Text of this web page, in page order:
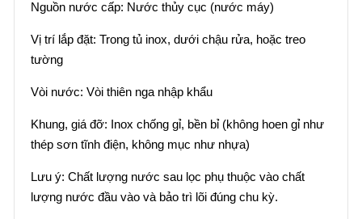
Nguồn nước cấp: Nước thủy cục (nước máy)
Vị trí lắp đặt: Trong tủ inox, dưới chậu rửa, hoặc treo
tường
Vòi nước: Vòi thiên nga nhập khẩu
Khung, giá đỡ: Inox chống gỉ, bền bỉ (không hoen gỉ như
thép sơn tĩnh điện, không mục như nhựa)
Lưu ý: Chất lượng nước sau lọc phụ thuộc vào chất
lượng nước đầu vào và bảo trì lõi đúng chu kỳ.